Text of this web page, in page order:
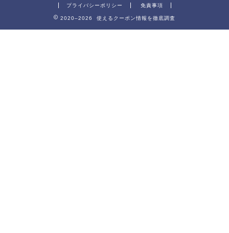
プライバシーポリシー 免責事項
2020–2026 使えるクーポン情報を徹底調査